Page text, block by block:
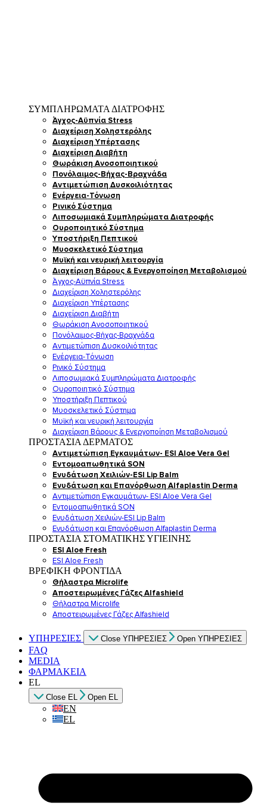
ΣΥΜΠΛΗΡΩΜΑΤΑ ΔΙΑΤΡΟΦΗΣ
Άγχος-Αϋπνία Stress
Διαχείριση Χοληστερόλης
Διαχείριση Υπέρτασης
Διαχείριση Διαβήτη
Θωράκιση Ανοσοποιητικού
Πονόλαιμος-Βήχας-Βραχνάδα
Αντιμετώπιση Δυσκοιλιότητας
Eνέργεια-Τόνωση
Ρινικό Σύστημα
Λιποσωμιακά Συμπληρώματα Διατροφής
Ουροποιητικό Σύστημα
Υποστήριξη Πεπτικού
Μυοσκελετικό Σύστημα
Μυϊκή και νευρική λειτουργία
Διαχείριση Βάρους & Ενεργοποίηση Μεταβολισμού
Άγχος-Αϋπνία Stress
Διαχείριση Χοληστερόλης
Διαχείριση Υπέρτασης
Διαχείριση Διαβήτη
Θωράκιση Ανοσοποιητικού
Πονόλαιμος-Βήχας-Βραχνάδα
Αντιμετώπιση Δυσκοιλιότητας
Eνέργεια-Τόνωση
Ρινικό Σύστημα
Λιποσωμιακά Συμπληρώματα Διατροφής
Ουροποιητικό Σύστημα
Υποστήριξη Πεπτικού
Μυοσκελετικό Σύστημα
Μυϊκή και νευρική λειτουργία
Διαχείριση Βάρους & Ενεργοποίηση Μεταβολισμού
ΠΡΟΣΤΑΣΙΑ ΔΕΡΜΑΤΟΣ
Αντιμετώπιση Εγκαυμάτων- ESI Aloe Vera Gel
Εντομοαπωθητικά SON
Ενυδάτωση Χειλιών-ESI Lip Balm
Ενυδάτωση και Επανόρθωση Alfaplastin Derma
Αντιμετώπιση Εγκαυμάτων- ESI Aloe Vera Gel
Εντομοαπωθητικά SON
Ενυδάτωση Χειλιών-ESI Lip Balm
Ενυδάτωση και Επανόρθωση Alfaplastin Derma
ΠΡΟΣΤΑΣΙΑ ΣΤΟΜΑΤΙΚΗΣ ΥΓΙΕΙΝΗΣ
ESI Αloe Fresh
ESI Αloe Fresh
ΒΡΕΦΙΚΗ ΦΡΟΝΤΙΔΑ
Θήλαστρα Microlife
Αποστειρωμένες Γάζες Alfashield
Θήλαστρα Microlife
Αποστειρωμένες Γάζες Alfashield
ΥΠΗΡΕΣΙΕΣ Close ΥΠΗΡΕΣΙΕΣ Open ΥΠΗΡΕΣΙΕΣ
FAQ
MEDIA
ΦΑΡΜΑΚΕΙΑ
EL
Close EL Open EL
EN
EL